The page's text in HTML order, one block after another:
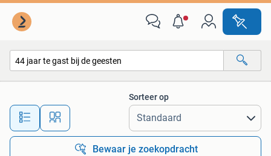
Alle afstanden…
Sorteer op
Bewaar je zoekopdracht